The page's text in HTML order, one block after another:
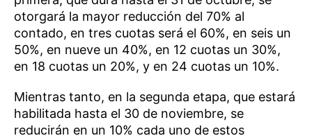
otorgará la mayor reducción del 70% al
contado, en tres cuotas será el 60%, en seis un
50%, en nueve un 40%, en 12 cuotas un 30%,
en 18 cuotas un 20%, y en 24 cuotas un 10%.
Mientras tanto, en la segunda etapa, que estará
habilitada hasta el 30 de noviembre, se
reducirán en un 10% cada uno de estos